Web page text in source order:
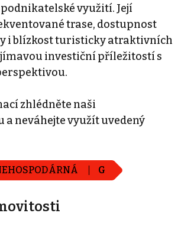
využití. Její
trase, dostupnost
i blízkost turisticky atraktivních
investiční příležitostí s
zhlédněte naši
neváhejte využít uvedený
G